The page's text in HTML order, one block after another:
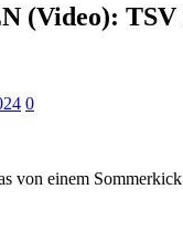
(Video):
0
von einem